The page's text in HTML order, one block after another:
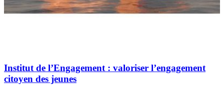
Institut de l’Engagement : valoriser l’engagement
citoyen des jeunes